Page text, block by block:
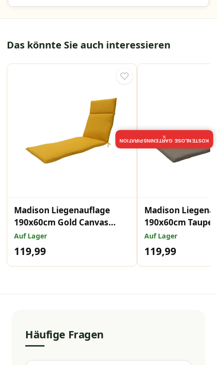
Das könnte Sie auch interessieren
Madison Liegenauflage
190x60cm Gold Canvas
Eco+
Auf Lager
119,99
Madison
190x60cm Taupe
Eco+
Auf Lager
119,99
Häufige Fragen
KOSTENLOSE GARTENINSPIRATION
×